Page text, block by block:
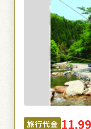
旅行代金